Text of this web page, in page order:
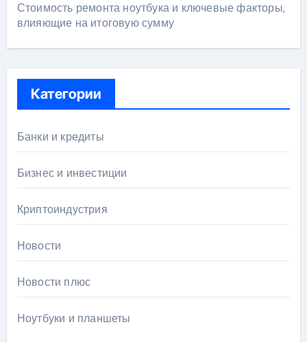
Стоимость ремонта ноутбука и ключевые факторы,
влияющие на итоговую сумму
Категории
Банки и кредиты
Бизнес и инвестиции
Криптоиндустрия
Новости
Новости плюс
Ноутбуки и планшеты